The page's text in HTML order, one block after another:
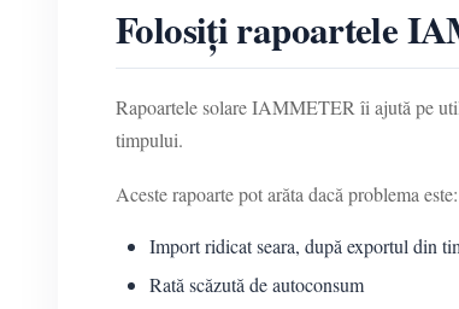
Folosiți rapoartele
Rapoartele solare IAMMETER îi ajută pe
timpului.
Aceste rapoarte pot arăta dacă problema este:
Import ridicat seara, după exportul din
Rată scăzută de autoconsum